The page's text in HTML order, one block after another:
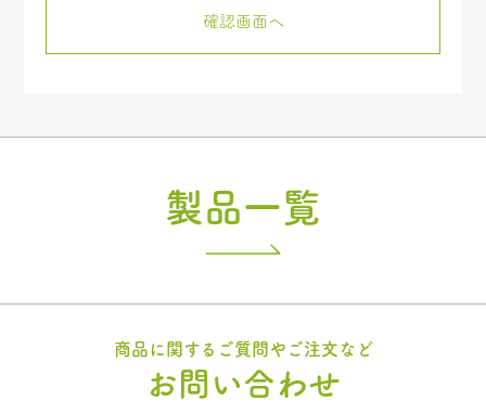
製品一覧
商品に関するご質問やご注文など
お問い合わせ